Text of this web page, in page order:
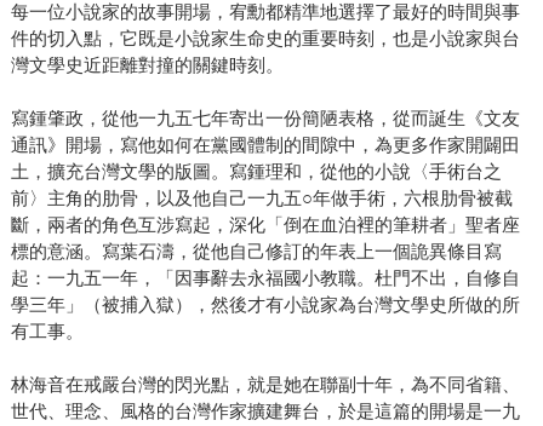
每一位小說家的故事開場，宥勳都精準地選擇了最好的時間與事
件的切入點，它既是小說家生命史的重要時刻，也是小說家與台
灣文學史近距離對撞的關鍵時刻。
寫鍾肇政，從他一九五七年寄出一份簡陋表格，從而誕生《文友
通訊》開場，寫他如何在黨國體制的間隙中，為更多作家開闢田
土，擴充台灣文學的版圖。寫鍾理和，從他的小說〈手術台之
前〉主角的肋骨，以及他自己一九五○年做手術，六根肋骨被截
斷，兩者的角色互涉寫起，深化「倒在血泊裡的筆耕者」聖者座
標的意涵。寫葉石濤，從他自己修訂的年表上一個詭異條目寫
起：一九五一年，「因事辭去永福國小教職。杜門不出，自修自
學三年」（被捕入獄），然後才有小說家為台灣文學史所做的所
有工事。
林海音在戒嚴台灣的閃光點，就是她在聯副十年，為不同省籍、
世代、理念、風格的台灣作家擴建舞台，於是這篇的開場是一九